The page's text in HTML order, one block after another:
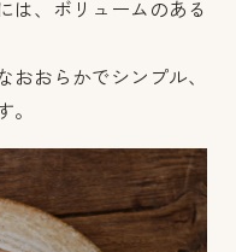
は、ボリュームのある
おおらかでシンプル、
。